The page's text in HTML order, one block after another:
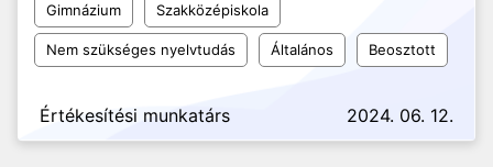
Gimnázium Szakközépiskola
Nem szükséges nyelvtudás Általános Beosztott
Értékesítési munkatárs 2024. 06. 12.